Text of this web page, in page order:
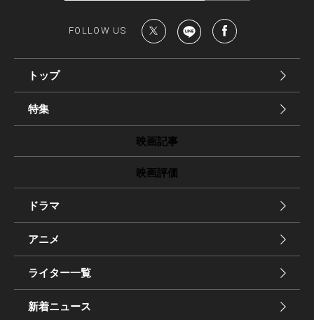
FOLLOW US
トップ
特集
映画記事
映画評価
ドラマ
アニメ
ライター一覧
新着ニュース